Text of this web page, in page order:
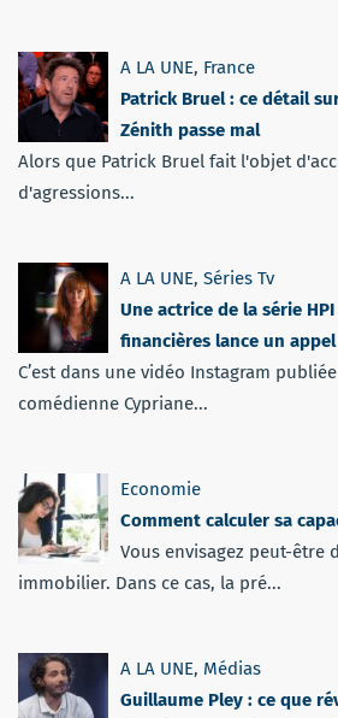
A LA UNE, France
Patrick Bruel : ce détail
Zénith passe mal
Alors que Patrick Bruel fait l'objet
d'agressions...
A LA UNE, Séries Tv
Une actrice de la série
financières lance un
C’est dans une vidéo Instagram
comédienne Cypriane...
Economie
Comment calculer sa
Vous envisagez peut-être
immobilier. Dans ce cas, la pré...
A LA UNE, Médias
Guillaume Pley : ce que